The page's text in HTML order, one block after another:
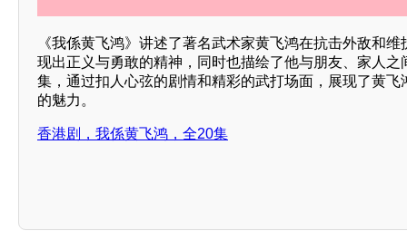
《我係黄飞鸿》讲述了著名武术家黄飞鸿在抗击外敌和
现出正义与勇敢的精神，同时也描绘了他与朋友、家人之
集，通过扣人心弦的剧情和精彩的武打场面，展现了黄飞
的魅力。
香港剧，我係黄飞鸿，全20集